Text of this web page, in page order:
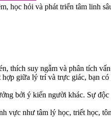
học hỏi và phát triển tâm linh
thích suy ngẫm và phân tích
giữa lý trí và trực giác, bạn
bởi ý kiến người khác. Sự
như tâm lý học, triết học,